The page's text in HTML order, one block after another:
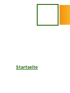
Startseite